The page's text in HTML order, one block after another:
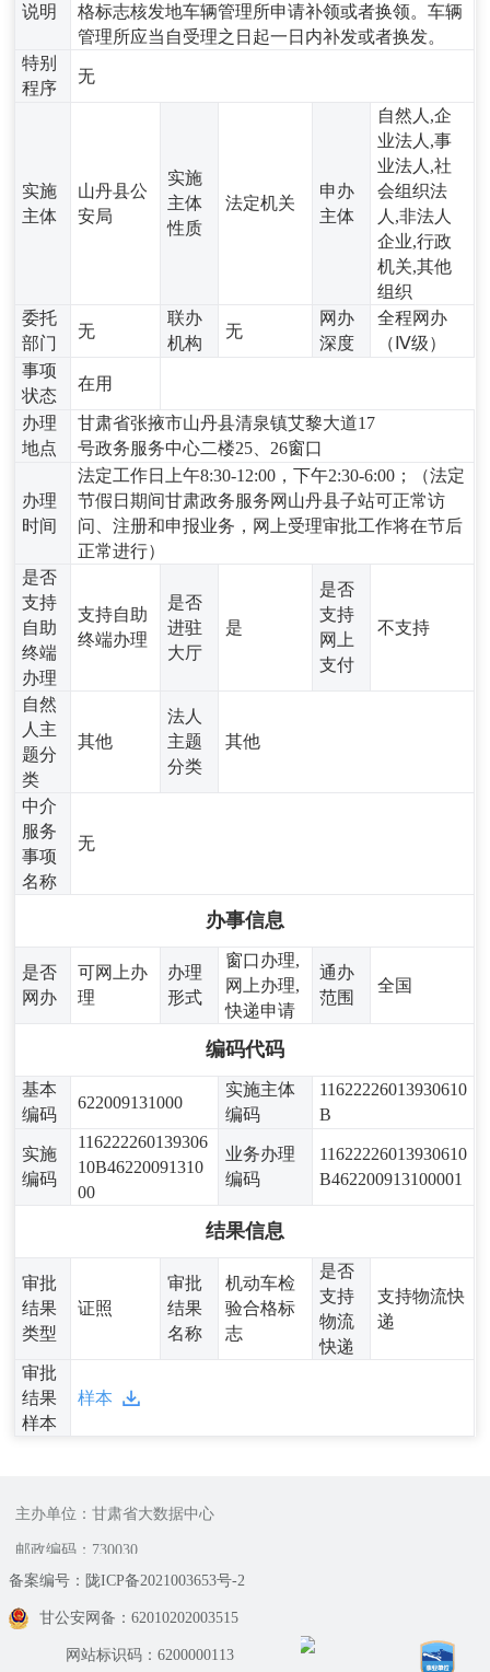
说明
格标志核发地车辆管理所申请补领或者换领。车辆
管理所应当自受理之日起一日内补发或者换发。
特别
程序
无
实施
主体
山丹县公
安局
实施
主体
性质
法定机关
申办
主体
自然人,企
业法人,事
业法人,社
会组织法
人,非法人
企业,行政
机关,其他
组织
委托
部门
无
联办
机构
无
网办
深度
全程网办
（Ⅳ级）
事项
状态
在用
办理
地点
甘肃省张掖市山丹县清泉镇艾黎大道17
号政务服务中心二楼25、26窗口
办理
时间
法定工作日上午8:30-12:00，下午2:30-6:00；（法定
节假日期间甘肃政务服务网山丹县子站可正常访
问、注册和申报业务，网上受理审批工作将在节后
正常进行）
是否
支持
自助
终端
办理
支持自助
终端办理
是否
进驻
大厅
是
是否
支持
网上
支付
不支持
自然
人主
题分
类
其他
法人
主题
分类
其他
中介
服务
事项
名称
无
办事信息
是否
网办
可网上办
理
办理
形式
窗口办理,
网上办理,
快递申请
通办
范围
全国
编码代码
基本
编码
622009131000
实施主体
编码
11622226013930610
B
实施
编码
116222260139306
10B46220091310
00
业务办理
编码
11622226013930610
B462200913100001
结果信息
审批
结果
类型
证照
审批
结果
名称
机动车检
验合格标
志
是否
支持
物流
快递
支持物流快
递
审批
结果
样本
样本
主办单位：甘肃省大数据中心
邮政编码：730030
备案编号：陇ICP备2021003653号-2
甘公安网备：62010202003515
网站标识码：6200000113